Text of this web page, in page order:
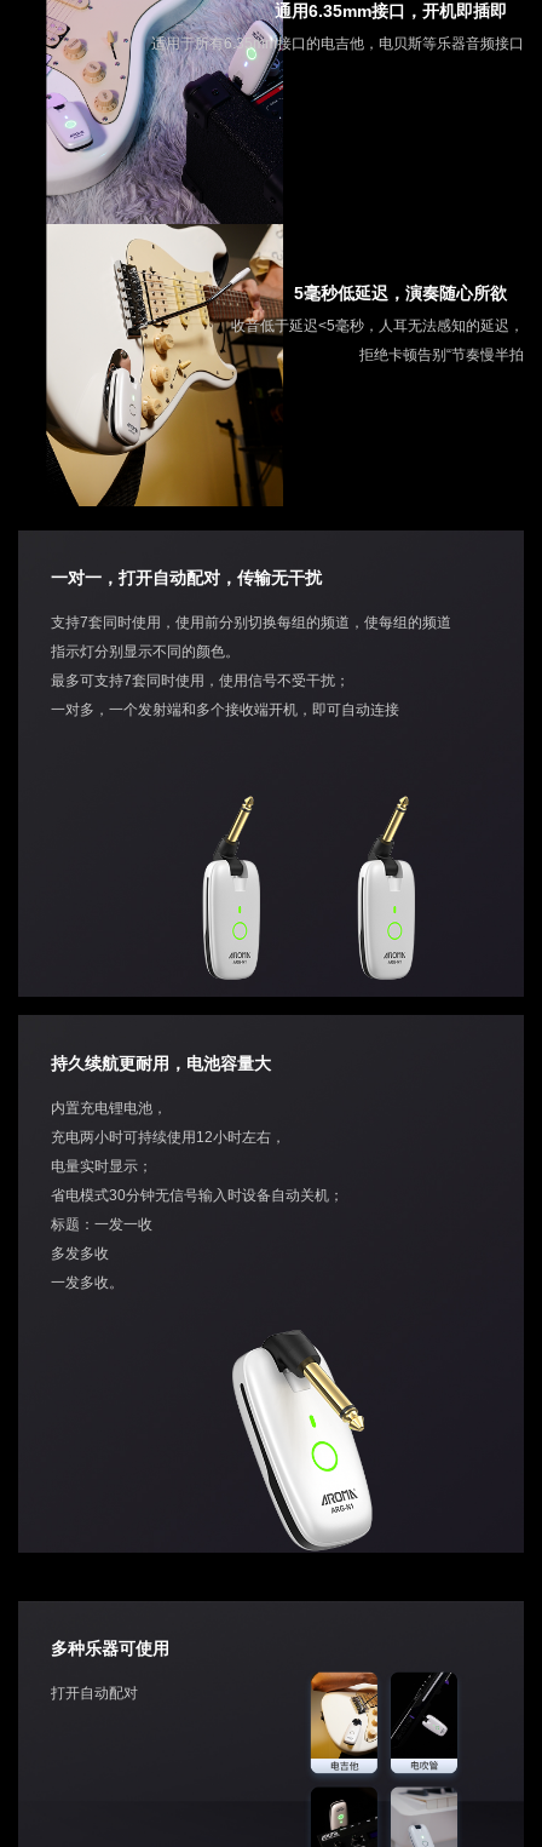
通用6.35mm接口，开机即插即
适用于所有6.35mm接口的电吉他，电贝斯等乐器音频接口
5毫秒低延迟，演奏随心所欲
收音低于延迟<5毫秒，人耳无法感知的延迟，
拒绝卡顿告别“节奏慢半拍
一对一，打开自动配对，传输无干扰
支持7套同时使用，使用前分别切换每组的频道，使每组的频道
指示灯分别显示不同的颜色。
最多可支持7套同时使用，使用信号不受干扰；
一对多，一个发射端和多个接收端开机，即可自动连接
持久续航更耐用，电池容量大
内置充电锂电池，
充电两小时可持续使用12小时左右，
电量实时显示；
省电模式30分钟无信号输入时设备自动关机；
标题：一发一收
多发多收
一发多收。
多种乐器可使用
打开自动配对